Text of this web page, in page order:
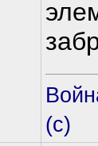
(c)